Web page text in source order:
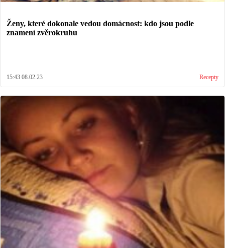
Ženy, které dokonale vedou domácnost: kdo jsou podle
znamení zvěrokruhu
15:43 08.02.23 Recepty